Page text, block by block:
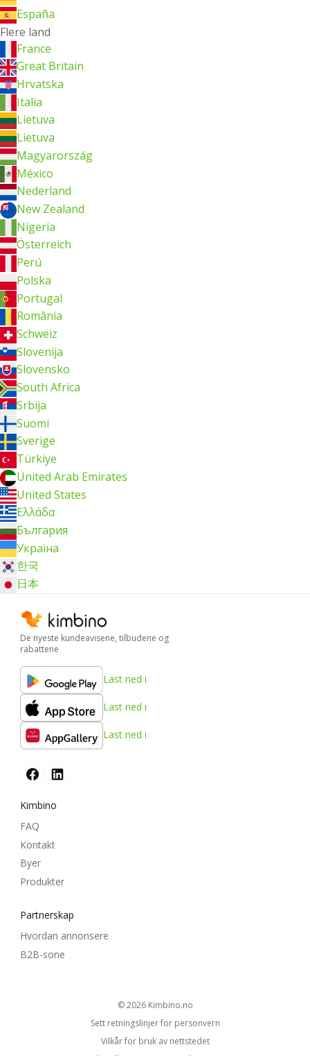
España
Flere land
France
Great Britain
Hrvatska
Italia
Lietuva
Lietuva
Magyarország
México
Nederland
New Zealand
Nigeria
Österreich
Perú
Polska
Portugal
România
Schweiz
Slovenija
Slovensko
South Africa
Srbija
Suomi
Sverige
Türkiye
United Arab Emirates
United States
Ελλάδα
България
Україна
한국
日本
De nyeste kundeavisene, tilbudene og
rabattene
Last ned i
Last ned i
Last ned i
Kimbino
FAQ
Kontakt
Byer
Produkter
Partnerskap
Hvordan annonsere
B2B-sone
© 2026 kimbino.no
Sett retningslinjer for personvern
Vilkår for bruk av nettstedet